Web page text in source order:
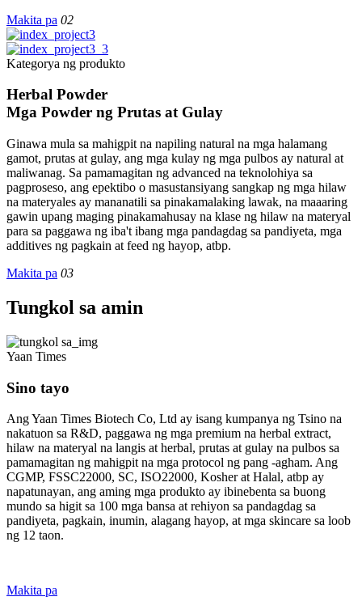
Makita pa 02
Kategorya ng produkto
Herbal Powder
Mga Powder ng Prutas at Gulay
Ginawa mula sa mahigpit na napiling natural na mga halamang
gamot, prutas at gulay, ang mga kulay ng mga pulbos ay natural at
maliwanag. Sa pamamagitan ng advanced na teknolohiya sa
pagproseso, ang epektibo o masustansiyang sangkap ng mga hilaw
na materyales ay mananatili sa pinakamalaking lawak, na maaaring
gawin upang maging pinakamahusay na klase ng hilaw na materyal
para sa paggawa ng iba't ibang mga pandagdag sa pandiyeta, mga
additives ng pagkain at feed ng hayop, atbp.
Makita pa 03
Tungkol sa amin
Yaan Times
Sino tayo
Ang Yaan Times Biotech Co, Ltd ay isang kumpanya ng Tsino na
nakatuon sa R&D, paggawa ng mga premium na herbal extract,
hilaw na materyal na langis at herbal, prutas at gulay na pulbos sa
pamamagitan ng mahigpit na mga protocol ng pang -agham. Ang
CGMP, FSSC22000, SC, ISO22000, Kosher at Halal, atbp ay
napatunayan, ang aming mga produkto ay ibinebenta sa buong
mundo sa higit sa 100 mga bansa at rehiyon sa pandagdag sa
pandiyeta, pagkain, inumin, alagang hayop, at mga skincare sa loob
ng 12 taon.
Makita pa